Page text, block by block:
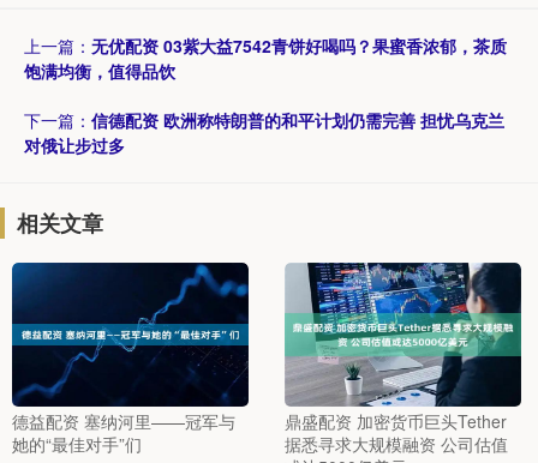
上一篇： 无优配资 03紫大益7542青饼好喝吗？果蜜香浓郁，茶质
饱满均衡，值得品饮
下一篇： 信德配资 欧洲称特朗普的和平计划仍需完善 担忧乌克兰
对俄让步过多
相关文章
德益配资 塞纳河里——冠军与
她的“最佳对手”们
鼎盛配资 加密货币巨头Tether
据悉寻求大规模融资 公司估值